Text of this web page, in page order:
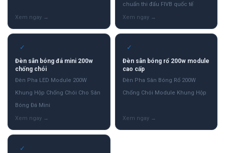
chuẩn thi đấu FIVB quốc tế
✓
Đèn sân bóng đá mini 200w
chống chói
Đèn Pha LED Module 200W
Khung Hộp Chống Chói Cho Sân
Bóng Đá Mini
✓
Đèn sân bóng rổ 200w module
cao cấp
Đèn Pha Sân Bóng Rổ 200W
Chống Chói Module Khung Hộp
✓